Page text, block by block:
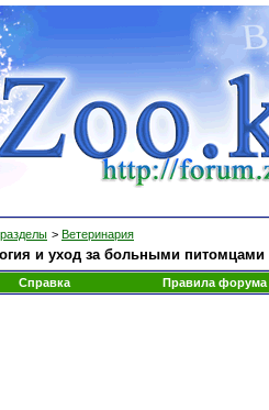
> Ветеринария
и уход за больными питомцами
Справка Правила форума